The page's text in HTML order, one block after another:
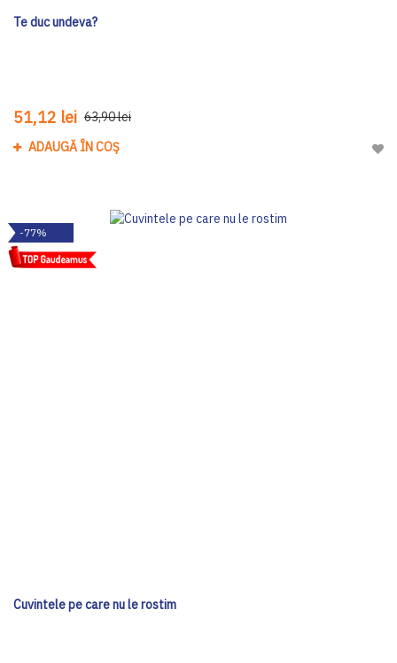
Te duc undeva?
51,12 lei 63,90 lei
ADAUGĂ ÎN COȘ
-77%
Cuvintele pe care nu le rostim